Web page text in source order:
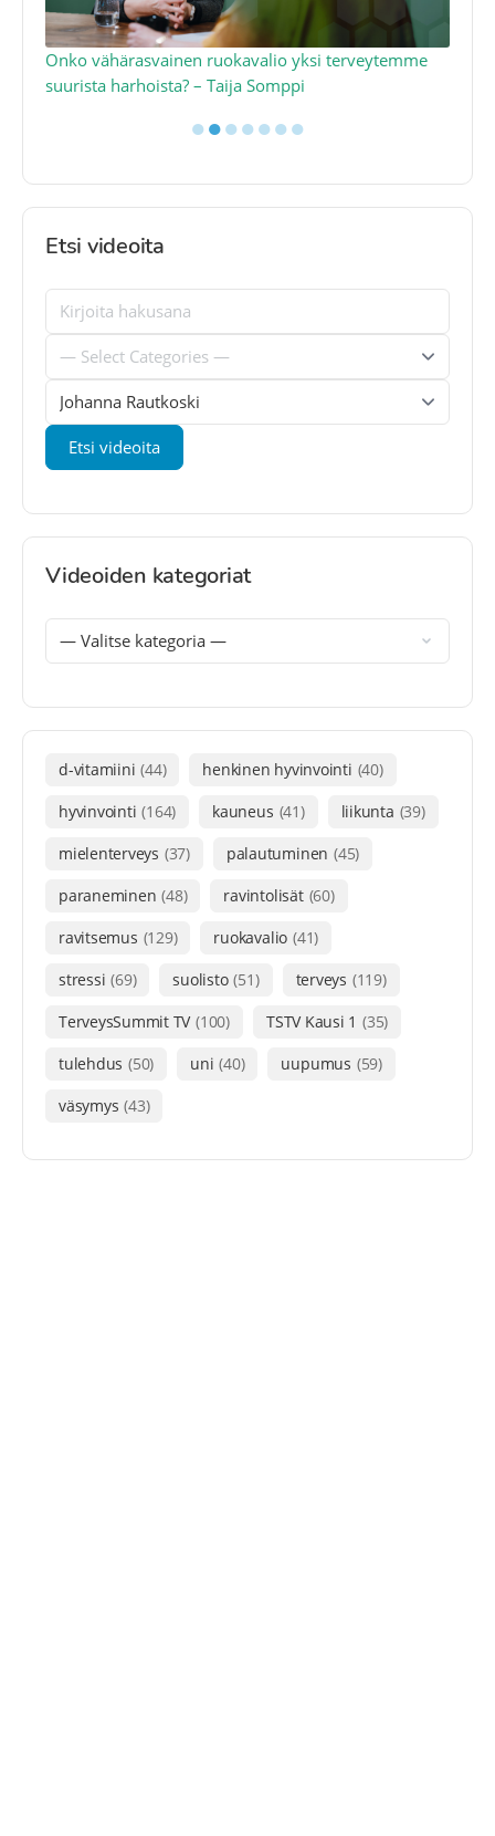
Onko vähärasvainen ruokavalio yksi terveytemme
suurista harhoista? – Taija Somppi
●●●●●●●
Etsi videoita
Videoiden kategoriat
d-vitamiini (44) henkinen hyvinvointi (40)
hyvinvointi (164) kauneus (41) liikunta (39)
mielenterveys (37) palautuminen (45)
paraneminen (48) ravintolisät (60)
ravitsemus (129) ruokavalio (41)
stressi (69) suolisto (51) terveys (119)
TerveysSummit TV (100) TSTV Kausi 1 (35)
tulehdus (50) uni (40) uupumus (59)
väsymys (43)